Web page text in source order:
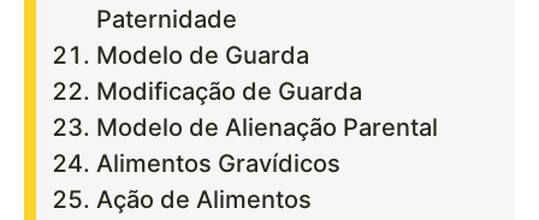
Paternidade
Modelo de Guarda
Modificação de Guarda
Modelo de Alienação Parental
Alimentos Gravídicos
Ação de Alimentos